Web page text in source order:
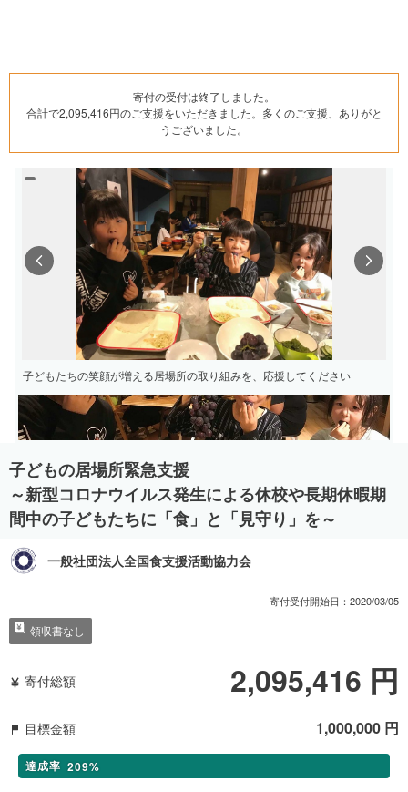
寄付の受付は終了しました。
合計で2,095,416円のご支援をいただきました。多くのご支援、ありがと
うございました。
子どもたちの笑顔が増える居場所の取り組みを、応援してください
Previous
子どもの居場所緊急支援
～新型コロナウイルス発生による休校や長期休暇期
間中の子どもたちに「食」と「見守り」を～
一般社団法人全国食支援活動協力会
寄付受付開始日： 2020/03/05
領収書なし
寄付総額 2,095,416 円
目標金額 1,000,000 円
達成率 209%